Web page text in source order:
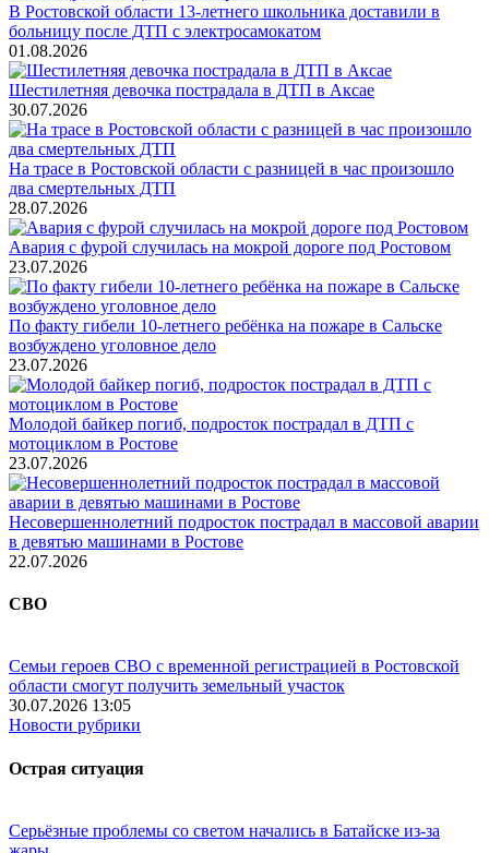
В Ростовской области 13-летнего школьника доставили в
больницу после ДТП с электросамокатом
01.08.2026
Шестилетняя девочка пострадала в ДТП в Аксае
30.07.2026
На трасе в Ростовской области с разницей в час произошло
два смертельных ДТП
28.07.2026
Авария с фурой случилась на мокрой дороге под Ростовом
23.07.2026
По факту гибели 10-летнего ребёнка на пожаре в Сальске
возбуждено уголовное дело
23.07.2026
Молодой байкер погиб, подросток пострадал в ДТП с
мотоциклом в Ростове
23.07.2026
Несовершеннолетний подросток пострадал в массовой аварии
в девятью машинами в Ростове
22.07.2026
СВО
Семьи героев СВО с временной регистрацией в Ростовской
области смогут получить земельный участок
30.07.2026 13:05
Новости рубрики
Острая ситуация
Серьёзные проблемы со светом начались в Батайске из-за